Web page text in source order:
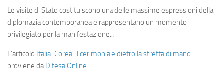
Le visite di Stato costituiscono una delle massime espressioni della
diplomazia contemporanea e rappresentano un momento
privilegiato per la manifestazione…
L’articolo Italia-Corea: il cerimoniale dietro la stretta di mano
proviene daDifesa Online.